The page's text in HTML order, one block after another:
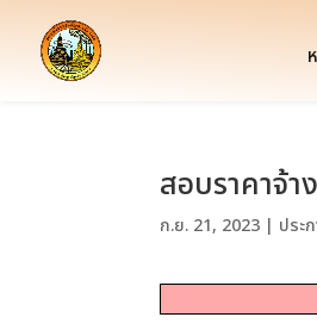
สอบราคาจ้า
ก.ย. 21, 2023 | ประ